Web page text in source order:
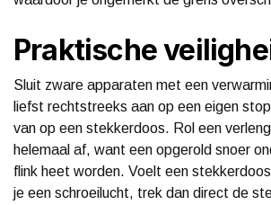
Praktische
Sluit zware apparaten met een
liefst rechtstreeks aan op een eigen
van op een stekkerdoos. Rol een
helemaal af, want een opgerold snoer
flink heet worden. Voelt een
je een schroeilucht, trek dan direct de